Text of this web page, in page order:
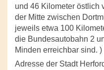
und 46 Kilometer östlich
der Mitte zwischen
jeweils etwa 100
die Bundesautobahn 2
Minden erreichbar sind. )
Adresse der Stadt